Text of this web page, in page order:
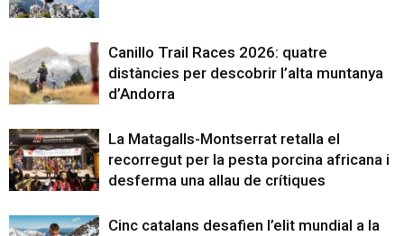
Canillo Trail Races 2026: quatre
distàncies per descobrir l’alta muntanya
d’Andorra
La Matagalls-Montserrat retalla el
recorregut per la pesta porcina africana i
desferma una allau de crítiques
Cinc catalans desafien l’elit mundial a la